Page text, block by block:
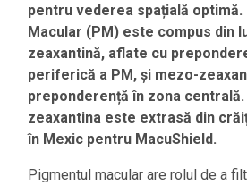
pentru vederea spațială
Macular (PM) este compus din
zeaxantină, aflate cu
periferică a PM, și mezo-
preponderență în zona
zeaxantina este extrasă din
în Mexic pentru MacuShield.
Pigmentul macular are rolul de a